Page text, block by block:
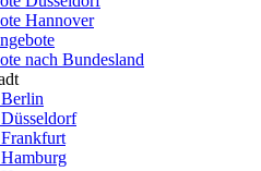
Hannover
nach Bundesland